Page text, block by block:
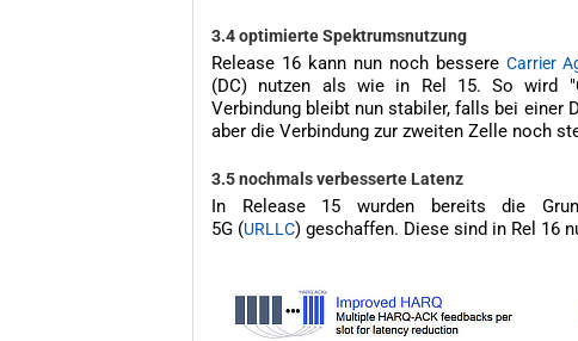
3.4 optimierte Spektrumsnutzung
Release 16 kann nun noch bessere Carrier
(DC) nutzen als wie in Rel 15. So wird
Verbindung bleibt nun stabiler, falls bei einer
aber die Verbindung zur zweiten Zelle noch
3.5 nochmals verbesserte Latenz
In Release 15 wurden bereits die
5G (URLLC) geschaffen. Diese sind in Rel 16